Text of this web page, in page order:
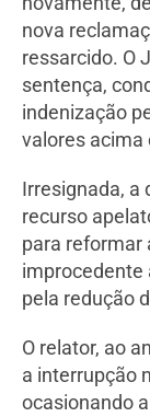
nova
ressarcido. O
sentença,
indenização
valores acima
Irresignada, a
recurso
para reformar
improcedente
pela redução
O relator, ao
a interrupção
ocasionando